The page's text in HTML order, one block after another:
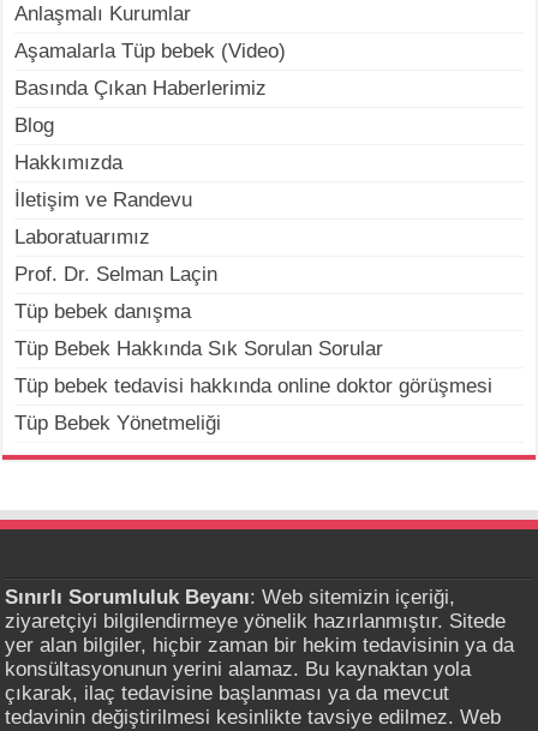
Anlaşmalı Kurumlar
Aşamalarla Tüp bebek (Video)
Basında Çıkan Haberlerimiz
Blog
Hakkımızda
İletişim ve Randevu
Laboratuarımız
Prof. Dr. Selman Laçin
Tüp bebek danışma
Tüp Bebek Hakkında Sık Sorulan Sorular
Tüp bebek tedavisi hakkında online doktor görüşmesi
Tüp Bebek Yönetmeliği
Sınırlı Sorumluluk Beyanı: Web sitemizin içeriği,
ziyaretçiyi bilgilendirmeye yönelik hazırlanmıştır. Sitede
yer alan bilgiler, hiçbir zaman bir hekim tedavisinin ya da
konsültasyonunun yerini alamaz. Bu kaynaktan yola
çıkarak, ilaç tedavisine başlanması ya da mevcut
tedavinin değiştirilmesi kesinlikte tavsiye edilmez. Web